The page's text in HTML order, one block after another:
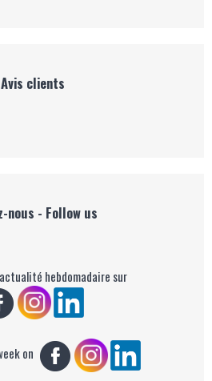
Avis clients
nous - Follow us
hebdomadaire sur
on